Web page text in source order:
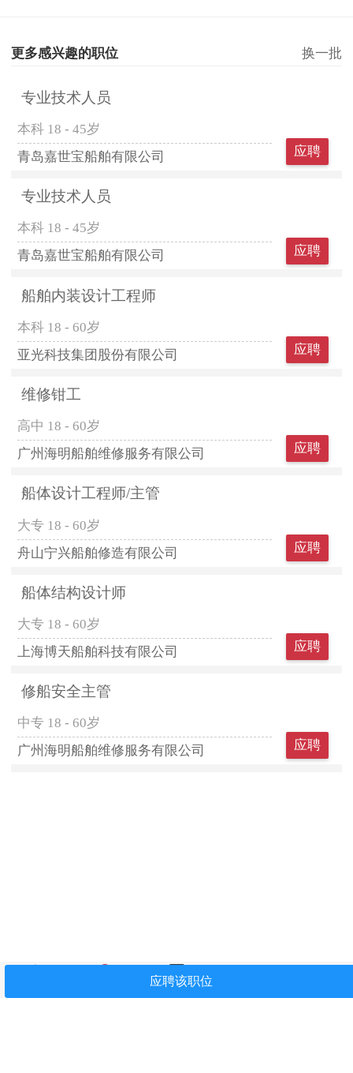
更多感兴趣的职位 换一批
专业技术人员
本科 18 - 45岁
青岛嘉世宝船舶有限公司
应聘
专业技术人员
本科 18 - 45岁
青岛嘉世宝船舶有限公司
应聘
船舶内装设计工程师
本科 18 - 60岁
亚光科技集团股份有限公司
应聘
维修钳工
高中 18 - 60岁
广州海明船舶维修服务有限公司
应聘
船体设计工程师/主管
大专 18 - 60岁
舟山宁兴船舶修造有限公司
应聘
船体结构设计师
大专 18 - 60岁
上海博天船舶科技有限公司
应聘
修船安全主管
中专 18 - 60岁
广州海明船舶维修服务有限公司
应聘
简历中心